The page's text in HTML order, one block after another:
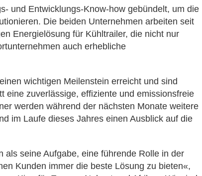
und Entwicklungs-Know-how gebündelt, um die
Die beiden Unternehmen arbeiten seit
Energielösung für Kühltrailer, die nicht nur
auch erhebliche
wichtigen Meilenstein erreicht und sind
eine zuverlässige, effiziente und emissionsfreie
werden während der nächsten Monate weitere
im Laufe dieses Jahres einen Ausblick auf die
als seine Aufgabe, eine führende Rolle in der
Kunden immer die beste Lösung zu bieten«,